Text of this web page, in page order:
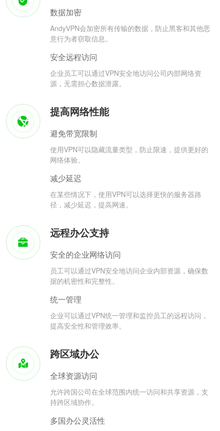
数据加密
AndyVPN会加密所有传输的数据，防止黑客和其他恶
意行为者窃取信息。
安全远程访问
企业员工可以通过VPN安全地访问公司内部网络资
源，无需担心数据泄露。
提高网络性能
避免带宽限制
使用VPN可以隐藏流量类型，防止限速，提供更好的
网络体验。
减少延迟
在某些情况下，使用VPN可以选择更快的服务器路
径，减少延迟，提高网速。
远程办公支持
安全的企业网络访问
员工可以通过VPN安全地访问企业内部资源，确保数
据的机密性和完整性。
统一管理
企业可以通过VPN统一管理和监控员工的远程访问，
提高安全性和管理效率。
跨区域办公
全球资源访问
允许跨国公司在全球范围内统一访问和共享资源，支
持跨区域协作。
多国办公灵活性